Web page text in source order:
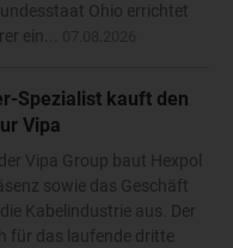
Ohio errichtet
ein...
Spezialist kauft den
Vipa
Vipa Group baut Hexpol
sowie das Geschäft
Kabelindustrie aus. Der
für das laufende dritte